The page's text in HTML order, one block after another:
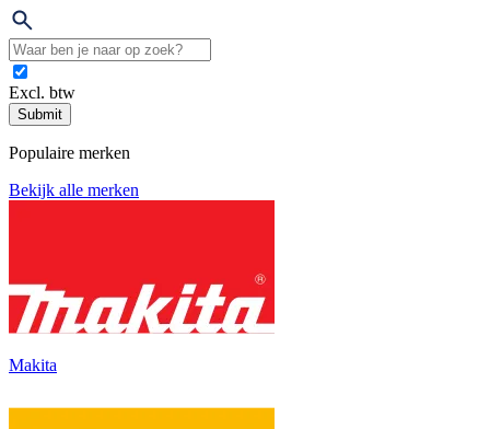
Excl. btw
Submit
Populaire merken
Bekijk alle merken
Makita